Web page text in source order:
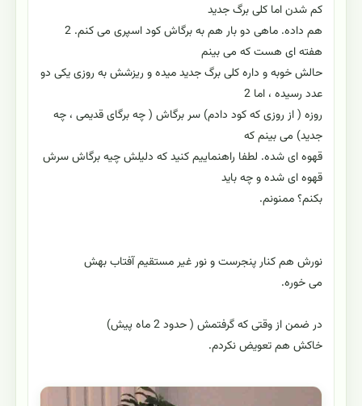
کم شدن اما کلی برگ جدید
هم داده. ماهی دو بار هم به برگاش کود اسپری می کنم. 2
هفته ای هست که می بینم
حالش خوبه و داره کلی برگ جدید میده و ریزشش به روزی یکی دو
عدد رسیده ، اما 2
روزه ( از روزی که کود دادم) سر برگاش ( چه برگای قدیمی ، چه
جدید) می بینم که
قهوه ای شده. لطفا راهنماییم کنید که دلیلش چیه برگاش سرش
قهوه ای شده و چه باید
بکنم؟ ممنونم.
نورش هم کنار پنجرست و نور غیر مستقیم آفتاب بهش
می خوره.
در ضمن از وقتی که گرفتمش ( حدود 2 ماه پیش)
خاکش هم تعویض نکردم.